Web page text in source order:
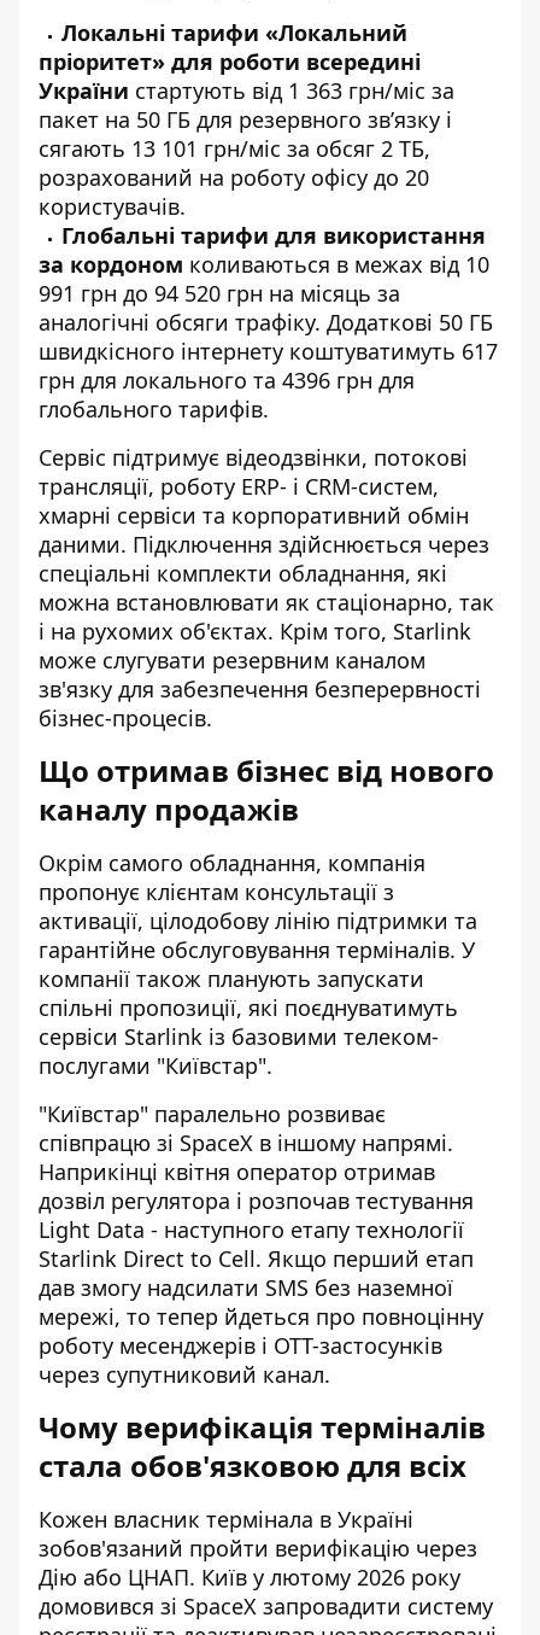
Локальні тарифи «Локальний
пріоритет» для роботи всередині
України стартують від 1 363 грн/міс за
пакет на 50 ГБ для резервного зв’язку і
сягають 13 101 грн/міс за обсяг 2 ТБ,
розрахований на роботу офісу до 20
користувачів.
Глобальні тарифи для використання
за кордоном коливаються в межах від 10
991 грн до 94 520 грн на місяць за
аналогічні обсяги трафіку. Додаткові 50 ГБ
швидкісного інтернету коштуватимуть 617
грн для локального та 4396 грн для
глобального тарифів.
Сервіс підтримує відеодзвінки, потокові
трансляції, роботу ERP- і CRM-систем,
хмарні сервіси та корпоративний обмін
даними. Підключення здійснюється через
спеціальні комплекти обладнання, які
можна встановлювати як стаціонарно, так
і на рухомих об'єктах. Крім того, Starlink
може слугувати резервним каналом
зв'язку для забезпечення безперервності
бізнес-процесів.
Що отримав бізнес від нового
каналу продажів
Окрім самого обладнання, компанія
пропонує клієнтам консультації з
активації, цілодобову лінію підтримки та
гарантійне обслуговування терміналів. У
компанії також планують запускати
спільні пропозиції, які поєднуватимуть
сервіси Starlink із базовими телеком-
послугами "Київстар".
"Київстар" паралельно розвиває
співпрацю зі SpaceX в іншому напрямі.
Наприкінці квітня оператор отримав
дозвіл регулятора і розпочав тестування
Light Data - наступного етапу технології
Starlink Direct to Cell. Якщо перший етап
дав змогу надсилати SMS без наземної
мережі, то тепер йдеться про повноцінну
роботу месенджерів і OTT-застосунків
через супутниковий канал.
Чому верифікація терміналів
стала обов'язковою для всіх
Кожен власник термінала в Україні
зобов'язаний пройти верифікацію через
Дію або ЦНАП. Київ у лютому 2026 року
домовився зі SpaceX запровадити систему